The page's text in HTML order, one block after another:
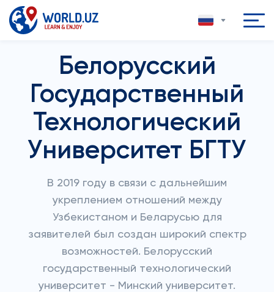
Белорусский
Государственный
Технологический
Университет БГТУ
В 2019 году в связи с дальнейшим
укреплением отношений между
Узбекистаном и Беларусью для
заявителей был создан широкий спектр
возможностей. Белорусский
государственный технологический
университет - Минский университет.